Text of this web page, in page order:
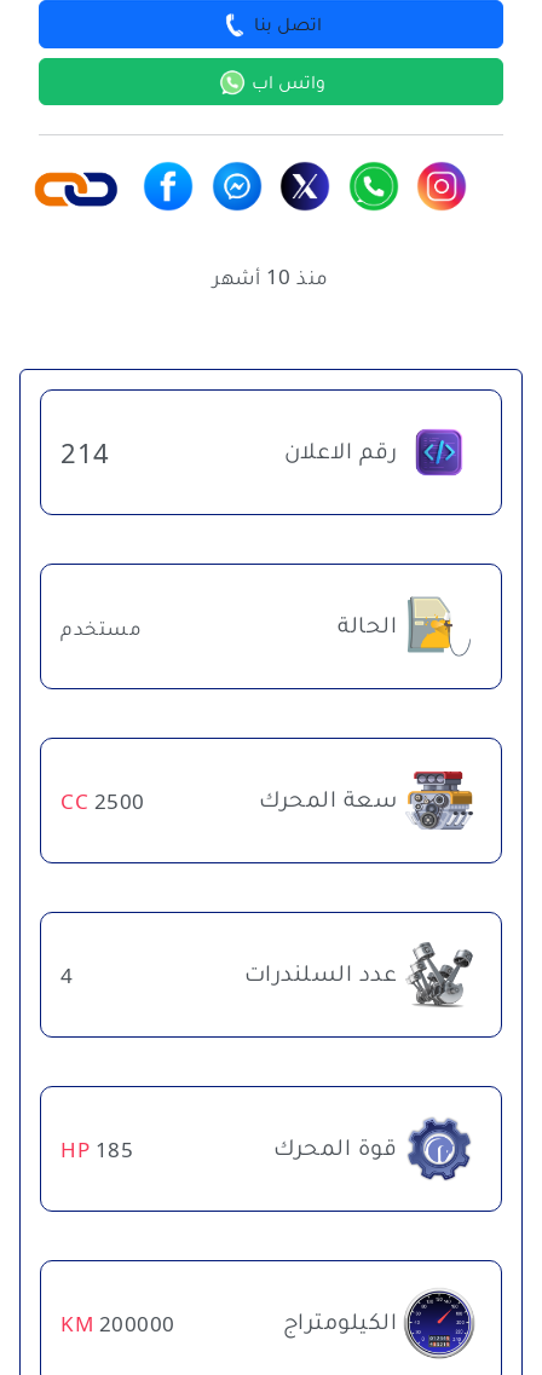
اتصل بنا
واتس اب
منذ 10 أشهر
رقم الاعلان 214
الحالة مستخدم
سعة المحرك 2500
CC
عدد السلندرات 4
قوة المحرك 185
HP
الكيلومتراج 200000
KM